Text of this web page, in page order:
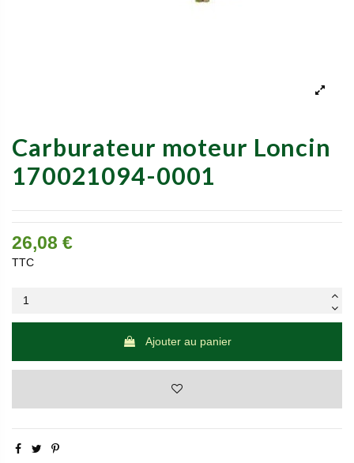
Carburateur moteur Loncin
170021094-0001
26,08 €
TTC
Ajouter au panier